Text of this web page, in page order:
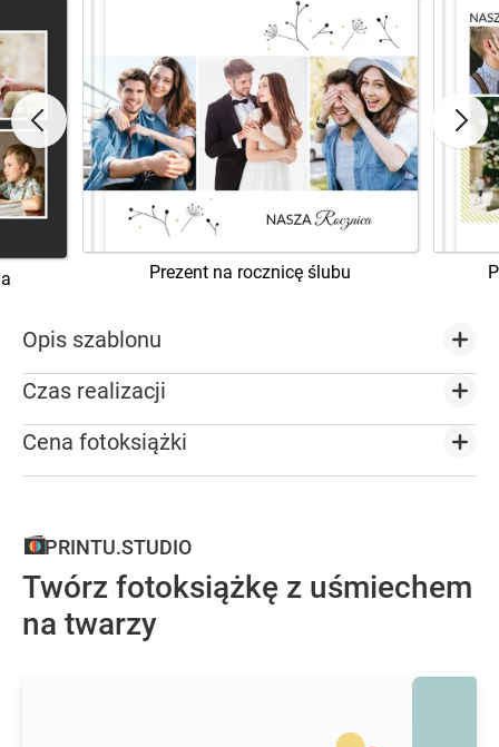
Prezent na rocznicę ślubu
Opis szablonu
Czas realizacji
Cena fotoksiążki
PRINTU.STUDIO
Twórz fotoksiążkę z uśmiechem
na twarzy